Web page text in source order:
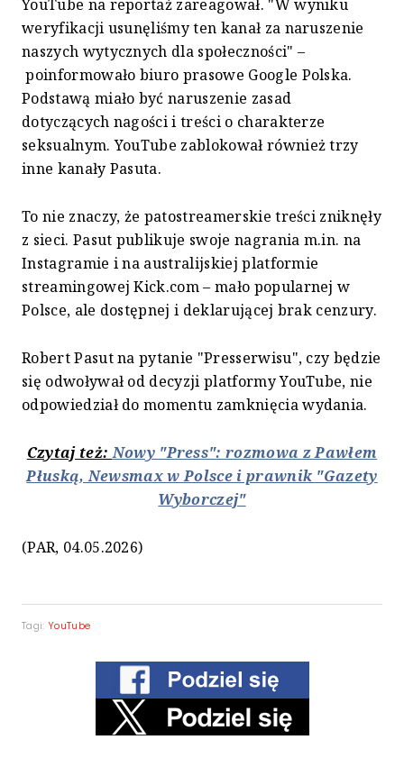
YouTube na reportaż zareagował. "W wyniku
weryfikacji usunęliśmy ten kanał za naruszenie
naszych wytycznych dla społeczności" –
poinformowało biuro prasowe Google Polska.
Podstawą miało być naruszenie zasad
dotyczących nagości i treści o charakterze
seksualnym. YouTube zablokował również trzy
inne kanały Pasuta.
To nie znaczy, że patostreamerskie treści zniknęły
z sieci. Pasut publikuje swoje nagrania m.in. na
Instagramie i na australijskiej platformie
streamingowej Kick.com – mało popularnej w
Polsce, ale dostępnej i deklarującej brak cenzury.
Robert Pasut na pytanie "Presserwisu", czy będzie
się odwoływał od decyzji platformy YouTube, nie
odpowiedział do momentu zamknięcia wydania.
Czytaj też:Nowy "Press": rozmowa z Pawłem
Płuską, Newsmax w Polsce i prawnik "Gazety
Wyborczej"
(PAR, 04.05.2026)
Tagi: YouTube